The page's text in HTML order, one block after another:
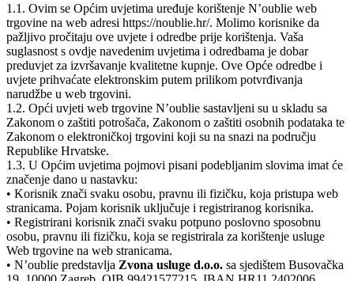
1.1. Ovim se Općim uvjetima uređuje korištenje N’oublie web
trgovine na web adresi https://noublie.hr/. Molimo korisnike da
pažljivo pročitaju ove uvjete i odredbe prije korištenja. Vaša
suglasnost s ovdje navedenim uvjetima i odredbama je dobar
preduvjet za izvršavanje kvalitetne kupnje. Ove Opće odredbe i
uvjete prihvaćate elektronskim putem prilikom potvrđivanja
narudžbe u web trgovini.
1.2. Opći uvjeti web trgovine N’oublie sastavljeni su u skladu sa
Zakonom o zaštiti potrošača, Zakonom o zaštiti osobnih podataka te
Zakonom o elektroničkoj trgovini koji su na snazi na području
Republike Hrvatske.
1.3. U Općim uvjetima pojmovi pisani podebljanim slovima imat će
značenje dano u nastavku:
• Korisnik znači svaku osobu, pravnu ili fizičku, koja pristupa web
stranicama. Pojam korisnik uključuje i registriranog korisnika.
• Registrirani korisnik znači svaku potpuno poslovno sposobnu
osobu, pravnu ili fizičku, koja se registrirala za korištenje usluge
Web trgovine na web stranicama.
• N’oublie predstavlja Zvona usluge d.o.o. sa sjedištem Busovačka